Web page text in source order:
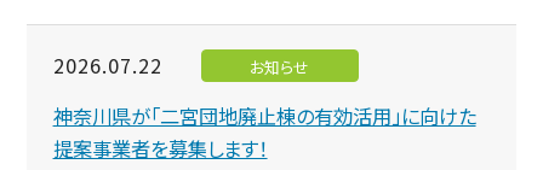
2026.07.22 お知らせ
神奈川県が「二宮団地廃止棟の有効活用」に向けた
提案事業者を募集します！